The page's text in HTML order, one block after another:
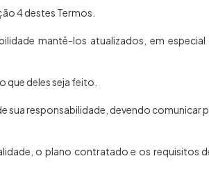
4 destes Termos.
mantê-los atualizados, em
deles seja feito.
sua responsabilidade, devendo comunicar
o plano contratado e os requisitos